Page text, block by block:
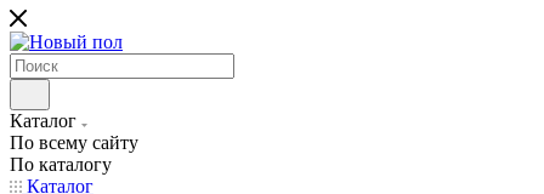
Каталог
По всему сайту
По каталогу
Каталог